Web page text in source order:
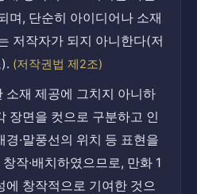
며, 단순히 아이디어나 소재
저작자가 되지 아니한다(저
(저작권법 제2조)
소재 제공에 그치지 아니하
장면을 컷으로 구분하고 인
경·말풍선의 위치 등 표현을
작·배치하였으므로, 만화 1
에 창작적으로 기여한 것으